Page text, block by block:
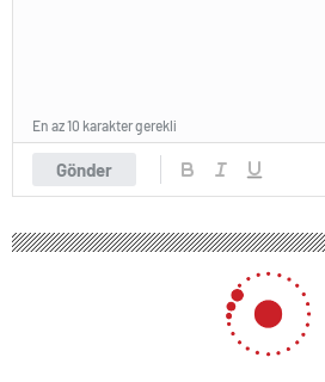
Gönder
En az 10 karakter gerekli